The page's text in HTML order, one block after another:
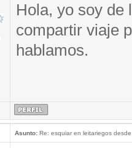
Hola, yo soy de
compartir viaje
hablamos.
Asunto:Re: esquiar en leitariegos